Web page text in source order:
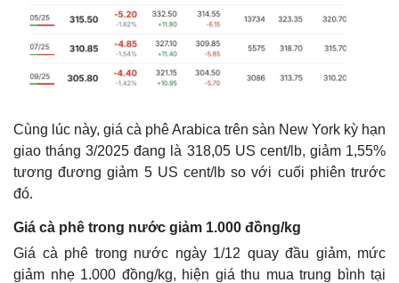
Cùng lúc này, giá cà phê Arabica trên sàn New York kỳ hạn
giao tháng 3/2025 đang là 318,05 US cent/lb, giảm 1,55%
tương đương giảm 5 US cent/lb so với cuối phiên trước
đó.
Giá cà phê trong nước giảm 1.000 đồng/kg
Giá cà phê trong nước ngày 1/12 quay đầu giảm, mức
giảm nhẹ 1.000 đồng/kg, hiện giá thu mua trung bình tại